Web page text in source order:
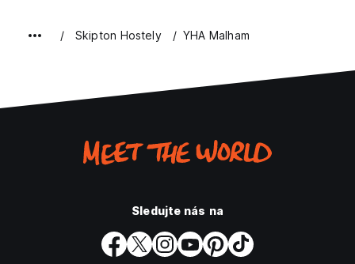
Skipton Hostely YHA Malham
Sledujte nás na